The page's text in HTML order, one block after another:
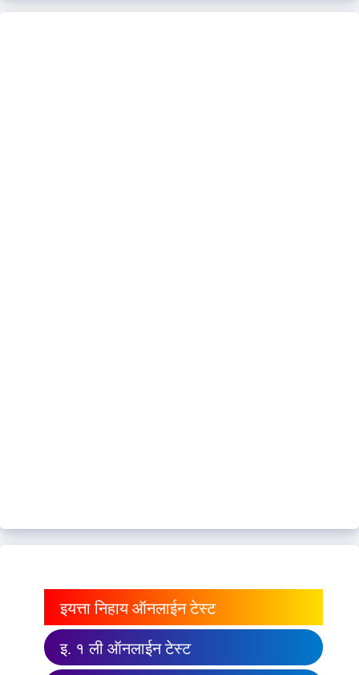
इयत्ता निहाय ऑनलाईन टेस्ट
इ. १ ली ऑनलाईन टेस्ट